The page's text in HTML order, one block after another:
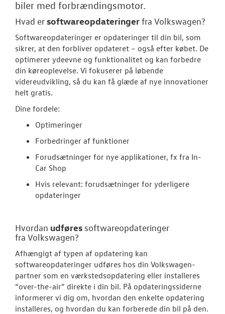
Bestil tid på
VW Connect
Volkswagen
SKADECENTER
NYHEDER
biler med forbrændingsmotor.
Hvad ersoftwareopdateringerfra Volkswagen?
Softwareopdateringer er opdateringer til din bil, som
sikrer, at den forbliver opdateret – også efter købet. De
optimerer ydeevne og funktionalitet og kan forbedre
din køreoplevelse. Vi fokuserer på løbende
videreudvikling, så du kan få glæde af nye innovationer
helt gratis.
Dine fordele:
Optimeringer
Forbedringer af funktioner
Forudsætninger for nye applikationer, fx fra In-
Car Shop
Hvis relevant: forudsætninger for yderligere
opdateringer
Hvordan udføres softwareopdateringer
fra Volkswagen?
Afhængigt af typen af opdatering kan
softwareopdateringer udføres hos din Volkswagen-
partner som en værkstedsopdatering eller installeres
“over-the-air” direkte i din bil. På opdateringssiderne
informerer vi dig om, hvordan den enkelte opdatering
installeres, og hvordan du kan forberede din bil på den.